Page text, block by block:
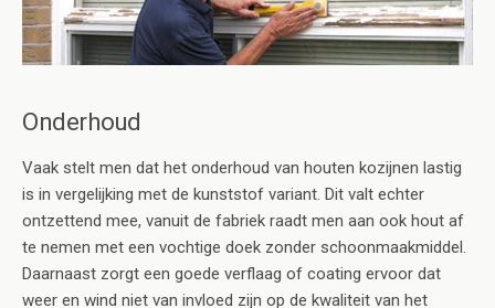
Onderhoud
Vaak stelt men dat het onderhoud van houten kozijnen lastig
is in vergelijking met de kunststof variant. Dit valt echter
ontzettend mee, vanuit de fabriek raadt men aan ook hout af
te nemen met een vochtige doek zonder schoonmaakmiddel.
Daarnaast zorgt een goede verflaag of coating ervoor dat
weer en wind niet van invloed zijn op de kwaliteit van het